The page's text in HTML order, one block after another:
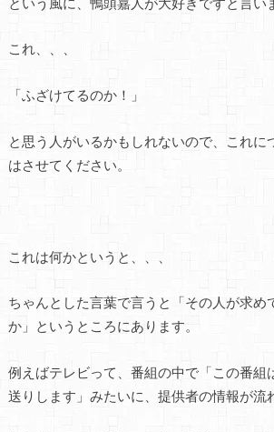
これ、、、
「ふざけてるのか！」
と思う人がいるかもしれないので、これに
はさせてください。
これは何かというと、、、
ちゃんとした言葉で言うと「その人が求め
か」というところにあります。
例えばテレビって、番組の中で「この番
送りします」みたいに、提供者の情報が流